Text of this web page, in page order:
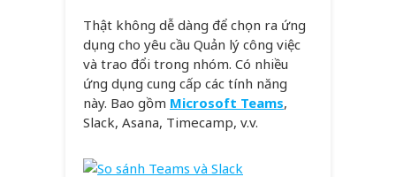
Thật không dễ dàng để chọn ra ứng
dụng cho yêu cầu Quản lý công việc
và trao đổi trong nhóm. Có nhiều
ứng dụng cung cấp các tính năng
này. Bao gồm Microsoft Teams,
Slack, Asana, Timecamp, v.v.